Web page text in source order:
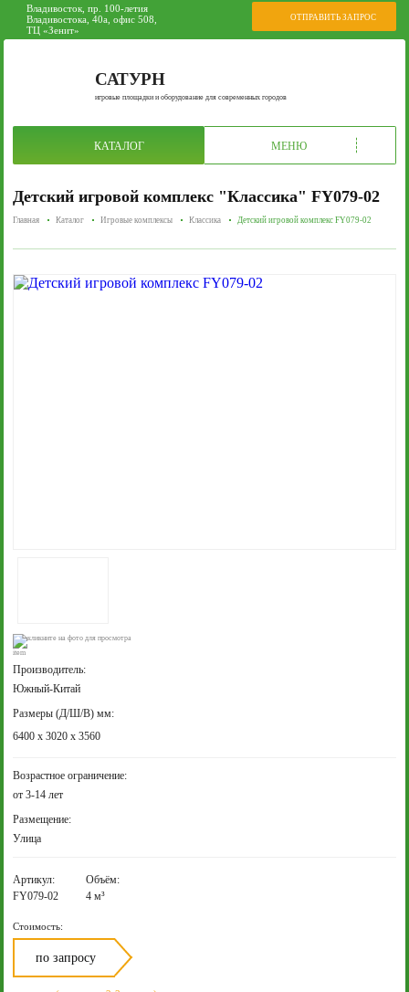
Владивосток, пр. 100-летия
Владивостока, 40а, офис 508,
ТЦ «Зенит»
ОТПРАВИТЬ ЗАПРОС
САТУРН
игровые площадки и оборудование для современных городов
КАТАЛОГ МЕНЮ
Детский игровой комплекс "Классика" FY079-02
Главная Каталог Игровые комплексы Классика Детский игровой комплекс FY079-02
кликните на фото для просмотра
Производитель:
Южный-Китай
Размеры (Д/Ш/В) мм:
6400 х 3020 х 3560
Возрастное ограничение:
от 3-14 лет
Размещение:
Улица
Артикул:
FY079-02
Объём:
4 м³
Стоимость:
по запросу